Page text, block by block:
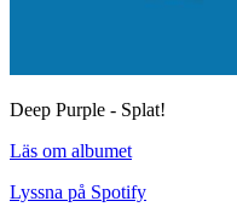
Deep Purple - Splat!
Läs om albumet
Lyssna på Spotify